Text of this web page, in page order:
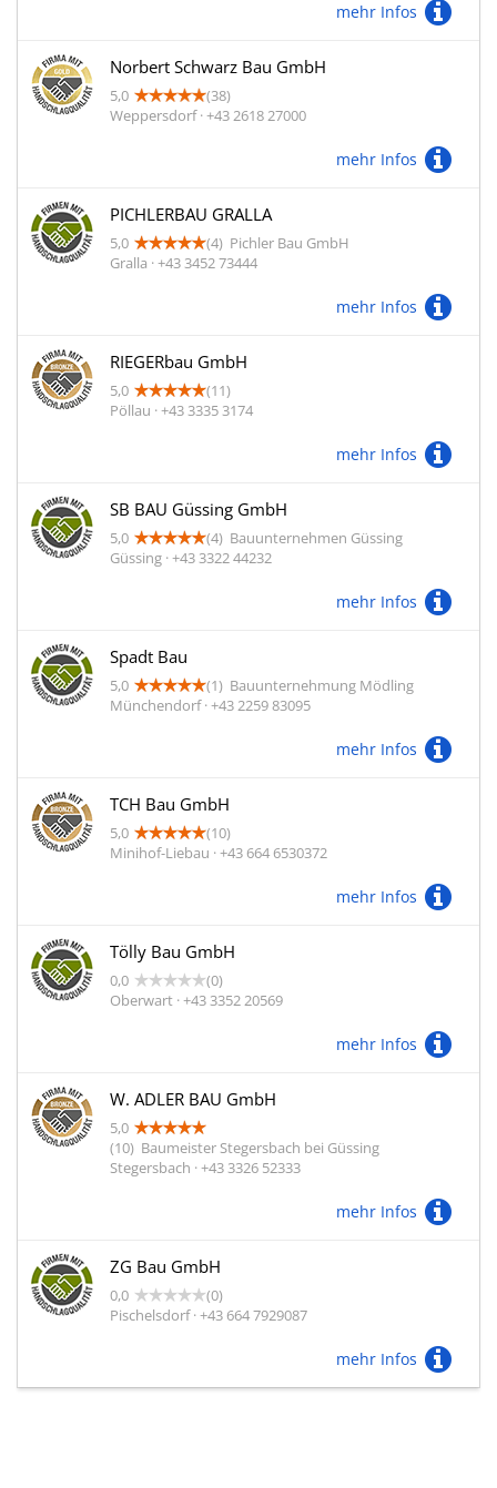
mehr Infos
Norbert Schwarz Bau GmbH
5,0
(38)
Weppersdorf · +43 2618 27000
mehr Infos
PICHLERBAU GRALLA
5,0 (4) Pichler Bau GmbH
Gralla · +43 3452 73444
mehr Infos
RIEGERbau GmbH
5,0
(11)
Pöllau · +43 3335 3174
mehr Infos
SB BAU Güssing GmbH
5,0 (4) Bauunternehmen Güssing
Güssing · +43 3322 44232
mehr Infos
Spadt Bau
5,0 (1) Bauunternehmung Mödling
Münchendorf · +43 2259 83095
mehr Infos
TCH Bau GmbH
5,0
(10)
Minihof-Liebau · +43 664 6530372
mehr Infos
Tölly Bau GmbH
0,0
(0)
Oberwart · +43 3352 20569
mehr Infos
W. ADLER BAU GmbH
5,0
(10) Baumeister Stegersbach bei Güssing
Stegersbach · +43 3326 52333
mehr Infos
ZG Bau GmbH
0,0
(0)
Pischelsdorf · +43 664 7929087
mehr Infos